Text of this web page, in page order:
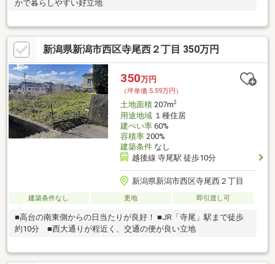
かで暮らしやすい好立地
新潟県新潟市西区寺尾西２丁目 350万円
350万円
（坪単価:5.59万円）
土地面積207m2
用途地域１種住居
建ぺい率60%
容積率200%
建築条件なし
越後線 寺尾駅 徒歩10分
新潟県新潟市西区寺尾西２丁目
建築条件なし 更地 即引渡し可
■高台の南東側からの日当たりが良好！ ■JR「寺尾」駅まで徒歩
約10分 ■西大通りが程近く、交通の便が良い立地